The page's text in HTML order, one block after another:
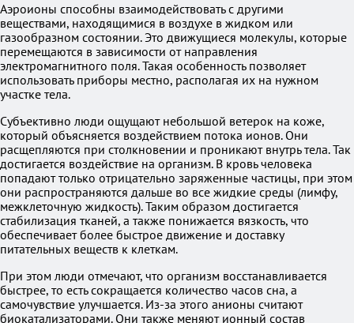
Аэроионы способны взаимодействовать с другими
веществами, находящимися в воздухе в жидком или
газообразном состоянии. Это движущиеся молекулы, которые
перемещаются в зависимости от направления
электромагнитного поля. Такая особенность позволяет
использовать приборы местно, располагая их на нужном
участке тела.
Субъективно люди ощущают небольшой ветерок на коже,
который объясняется воздействием потока ионов. Они
расщепляются при столкновении и проникают внутрь тела. Так
достигается воздействие на организм. В кровь человека
попадают только отрицательно заряженные частицы, при этом
они распространяются дальше во все жидкие среды (лимфу,
межклеточную жидкость). Таким образом достигается
стабилизация тканей, а также понижается вязкость, что
обеспечивает более быстрое движение и доставку
питательных веществ к клеткам.
При этом люди отмечают, что организм восстанавливается
быстрее, то есть сокращается количество часов сна, а
самочувствие улучшается. Из-за этого анионы считают
биокатализаторами. Они также меняют ионный состав